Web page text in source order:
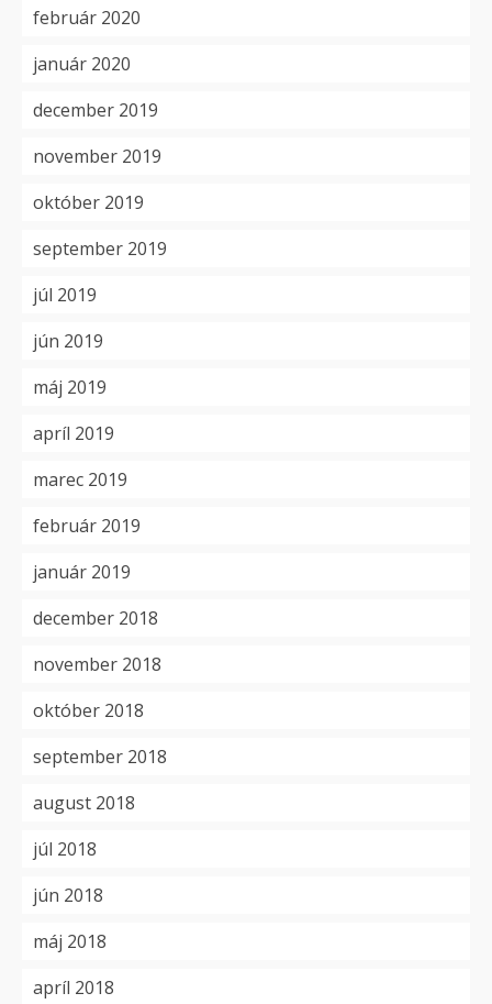
február 2020
január 2020
december 2019
november 2019
október 2019
september 2019
júl 2019
jún 2019
máj 2019
apríl 2019
marec 2019
február 2019
január 2019
december 2018
november 2018
október 2018
september 2018
august 2018
júl 2018
jún 2018
máj 2018
apríl 2018